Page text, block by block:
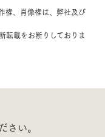
権、肖像権は、弊社及び
転載をお断りしておりま
さい。